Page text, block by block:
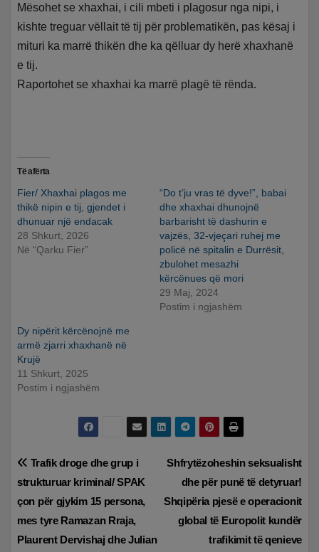
Mësohet se xhaxhai, i cili mbeti i plagosur nga nipi, i
kishte treguar vëllait të tij për problematikën, pas kësaj i
mituri ka marrë thikën dhe ka qëlluar dy herë xhaxhanë
e tij.
Raportohet se xhaxhai ka marrë plagë të rënda.
Të afërta
Fier/ Xhaxhai plagos me
thikë nipin e tij, gjendet i
dhunuar një endacak
28 Shkurt, 2026
Në “Qarku Fier”
“Do t’ju vras të dyve!”, babai
dhe xhaxhai dhunojnë
barbarisht të dashurin e
vajzës, 32-vjeçari ruhej me
policë në spitalin e Durrësit,
zbulohet mesazhi
kërcënues që mori
29 Maj, 2024
Postim i ngjashëm
Dy nipërit kërcënojnë me
armë zjarri xhaxhanë në
Krujë
11 Shkurt, 2025
Postim i ngjashëm
Lëvizje
te
postimet
Shfrytëzoheshin seksualisht
dhe për punë të detyruar!
Shqipëria pjesë e operacionit
global të Europolit kundër
trafikimit të qenieve
Trafik droge dhe grup i
strukturuar kriminal/ SPAK
çon për gjykim 15 persona,
mes tyre Ramazan Rraja,
Plaurent Dervishaj dhe Julian